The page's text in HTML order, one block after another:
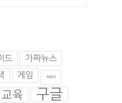
드
가짜뉴스
게임 게임중독
교육 구글